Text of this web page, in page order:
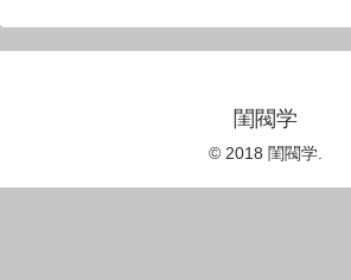
閨閥学
© 2018 閨閥学.